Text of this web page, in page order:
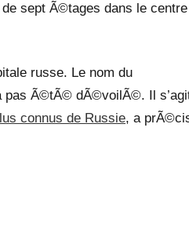
sept Ã©tages dans le centre
russe. Le nom du
pas Ã©tÃ© dÃ©voilÃ©. Il
connus de Russie, a